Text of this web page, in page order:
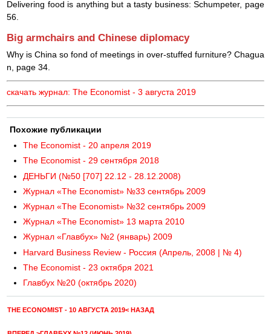
Delivering food is anything but a tasty business: Schumpeter, page
56.
Big armchairs and Chinese diplomacy
Why is China so fond of meetings in over-stuffed furniture? Chagua
n, page 34.
скачать журнал: The Economist - 3 августа 2019
Похожие публикации
The Economist - 20 апреля 2019
The Economist - 29 сентября 2018
ДЕНЬГИ (№50 [707] 22.12 - 28.12.2008)
Журнал «The Economist» №33 сентябрь 2009
Журнал «The Economist» №32 сентябрь 2009
Журнал «The Economist» 13 марта 2010
Журнал «Главбух» №2 (январь) 2009
Harvard Business Review - Россия (Апрель, 2008 | № 4)
The Economist - 23 октября 2021
Главбух №20 (октябрь 2020)
THE ECONOMIST - 10 АВГУСТА 2019< НАЗАД